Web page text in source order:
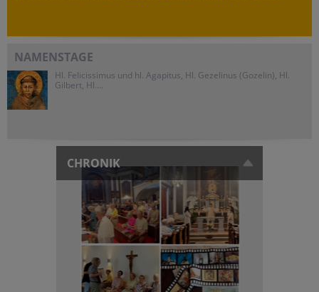
NAMENSTAGE
Hl. Felicissimus und hl. Agapitus, Hl. Gezelinus (Gozelin), Hl.
Gilbert, Hl....
CHRONIK